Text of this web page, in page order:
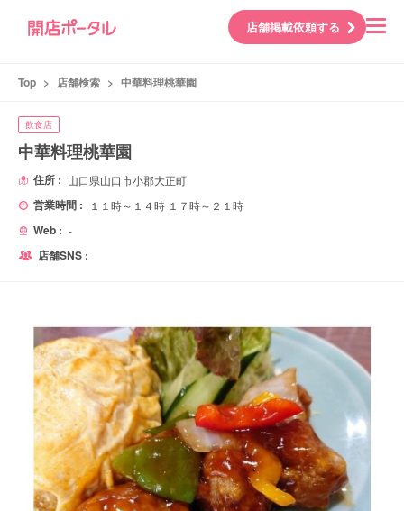
店舗掲載依頼する
Top > 店舗検索 > 中華料理桃華園
飲食店
中華料理桃華園
住所 : 山口県山口市小郡大正町
営業時間 : １１時～１４時 １７時～２１時
Web : -
店舗SNS :